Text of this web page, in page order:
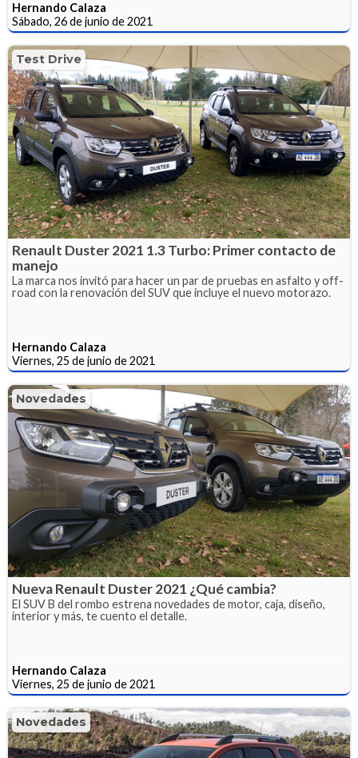
Hernando Calaza
Sábado, 26 de junio de 2021
Test Drive
Renault Duster 2021 1.3 Turbo: Primer contacto de
manejo
La marca nos invitó para hacer un par de pruebas en asfalto y off-
road con la renovación del SUV que incluye el nuevo motorazo.
Hernando Calaza
Viernes, 25 de junio de 2021
Novedades
Nueva Renault Duster 2021 ¿Qué cambia?
El SUV B del rombo estrena novedades de motor, caja, diseño,
interior y más, te cuento el detalle.
Hernando Calaza
Viernes, 25 de junio de 2021
Novedades